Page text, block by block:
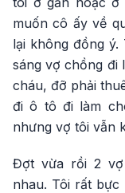
muốn cô ấy về
lại không đồng ý.
sáng vợ chồng đi
cháu, đỡ phải
đi ô tô đi làm
nhưng vợ tôi vẫn
Đợt vừa rồi 2
nhau. Tôi rất